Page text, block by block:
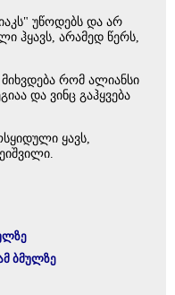
უწოდებს და არ
ჰყავს, არამედ წერს,
მიხვდება რომ ალიანსი
და ვინც გაჰყვება
ყავს,
ბმულზე